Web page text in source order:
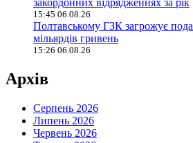
15:45 06.08.26
Полтавському ГЗК загрожує
мільярдів гривень
15:26 06.08.26
Архів
Серпень 2026
Липень 2026
Червень 2026